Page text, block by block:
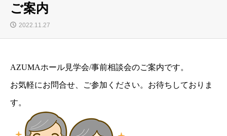
ご案内
2022.11.27
AZUMAホール見学会/事前相談会のご案内です。
お気軽にお問合せ、ご参加ください。お待ちしておりま
す。